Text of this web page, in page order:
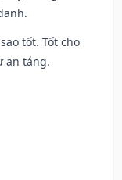
tốt. Tốt cho
an táng.